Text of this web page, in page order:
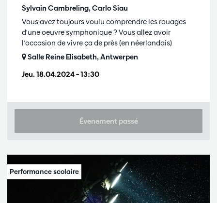
Sylvain Cambreling, Carlo Siau
Jeu. 18.04.2024– 13:30
Vous avez toujours voulu comprendre les rouages
d'une oeuvre symphonique ? Vous allez avoir
l'occasion de vivre ça de près (en néerlandais)
Salle Reine Elisabeth, Antwerpen
Évenement passé